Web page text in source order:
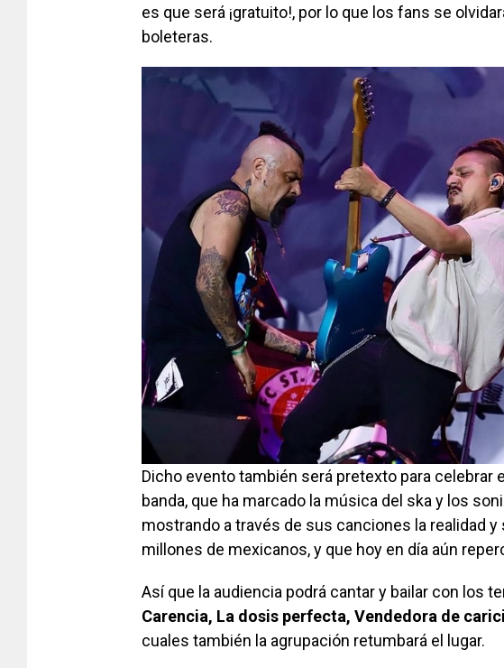
es que será ¡gratuito!, por lo que los fans se
boleteras.
Dicho evento también será pretexto para celebrar
banda, que ha marcado la música del ska y los
mostrando a través de sus canciones la realidad
millones de mexicanos, y que hoy en día aún
Así que la audiencia podrá cantar y bailar con los
Carencia, La dosis perfecta, Vendedora de
cuales también la agrupación retumbará el lugar.